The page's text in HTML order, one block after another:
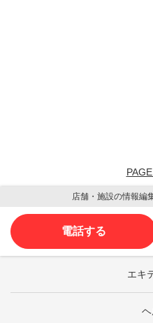
店舗・施設の情報編
電話する
エキ